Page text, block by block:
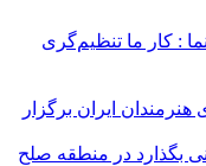
: کار ما تنظیم‌گری
ایران برگزار
بگذارد در منطقه صلح